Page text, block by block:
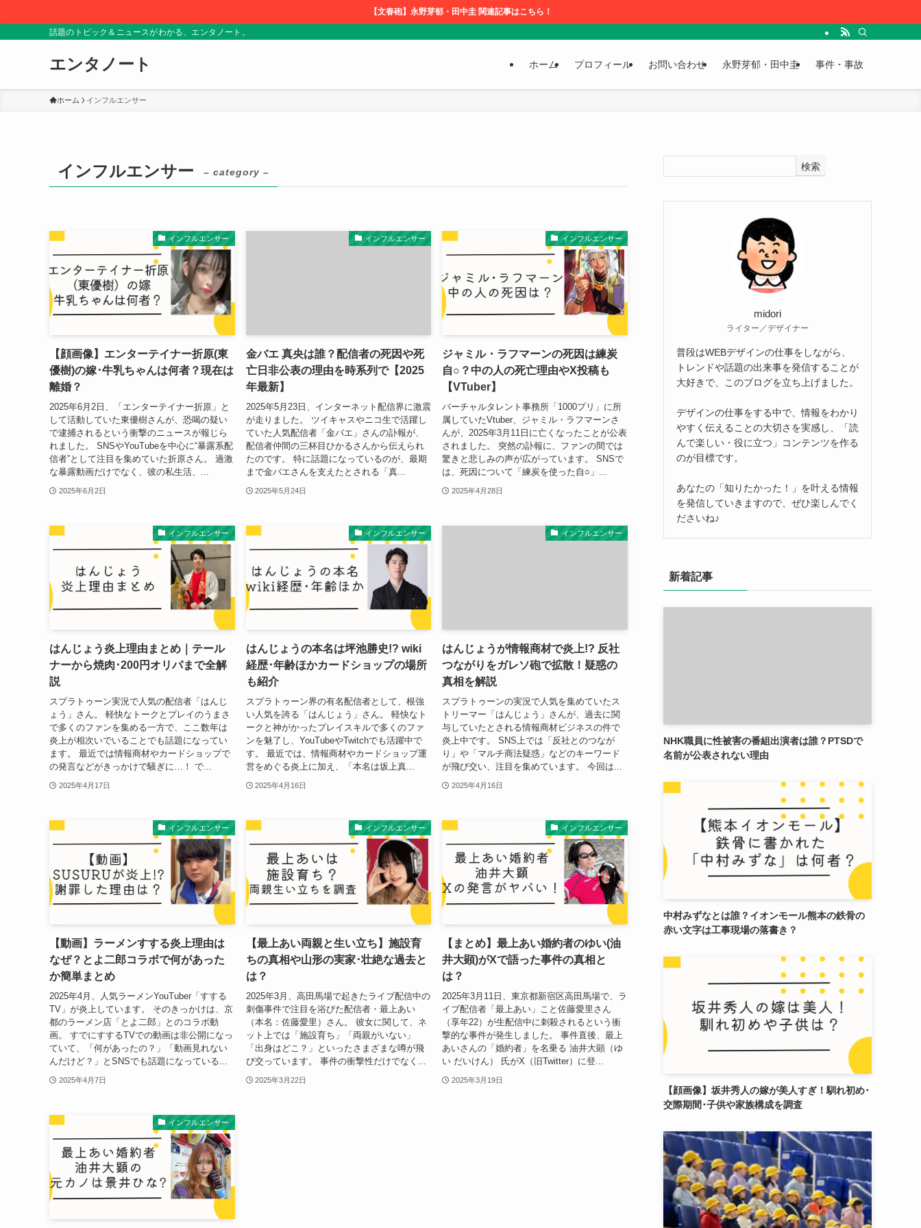
【文春砲】永野芽郁・田中圭 関連記事はこちら！
話題のトピック＆ニュースがわかる、エンタノート。
エンタノート ホーム プロフィール お問い合わせ 永野芽郁・田中圭 事件・事故
ホーム インフルエンサー
インフルエンサー – category –
インフルエンサー
【顔画像】エンターテイナー折原(東
優樹)の嫁･牛乳ちゃんは何者？現在は
離婚？
2025年6月2日、「エンターテイナー折原」と
して活動していた東優樹さんが、恐喝の疑い
で逮捕されるという衝撃のニュースが報じら
れました。 SNSやYouTubeを中心に“暴露系配
信者”として注目を集めていた折原さん。 過激
な暴露動画だけでなく、彼の私生活、...
2025年6月2日
インフルエンサー
金バエ 真央は誰？配信者の死因や死
亡日非公表の理由を時系列で【2025
年最新】
2025年5月23日、インターネット配信界に激震
が走りました。 ツイキャスやニコ生で活躍し
ていた人気配信者「金バエ」さんの訃報が、
配信者仲間の三杯目ひかるさんから伝えられ
たのです。 特に話題になっているのが、最期
まで金バエさんを支えたとされる「真...
2025年5月24日
インフルエンサー
ジャミル・ラフマーンの死因は練炭
自○？中の人の死亡理由やX投稿も
【VTuber】
バーチャルタレント事務所「1000プリ」に所
属していたVtuber、ジャミル・ラフマーンさ
んが、2025年3月11日に亡くなったことが公表
されました。 突然の訃報に、ファンの間では
驚きと悲しみの声が広がっています。 SNSで
は、死因について「練炭を使った自○」...
2025年4月28日
インフルエンサー
はんじょう炎上理由まとめ｜テール
ナーから焼肉･200円オリパまで全解
説
スプラトゥーン実況で人気の配信者「はんじ
ょう」さん。 軽快なトークとプレイのうまさ
で多くのファンを集める一方で、ここ数年は
炎上が相次いでいることでも話題になってい
ます。 最近では情報商材やカードショップで
の発言などがきっかけで騒ぎに…！ で...
2025年4月17日
インフルエンサー
はんじょうの本名は坪池勝史!? wiki
経歴･年齢ほかカードショップの場所
も紹介
スプラトゥーン界の有名配信者として、根強
い人気を誇る「はんじょう」さん。 軽快なト
ークと神がかったプレイスキルで多くのファ
ンを魅了し、YouTubeやTwitchでも活躍中で
す。 最近では、情報商材やカードショップ運
営をめぐる炎上に加え、「本名は坂上真...
2025年4月16日
インフルエンサー
はんじょうが情報商材で炎上!? 反社
つながりをガレソ砲で拡散！疑惑の
真相を解説
スプラトゥーンの実況で人気を集めていたス
トリーマー「はんじょう」さんが、過去に関
与していたとされる情報商材ビジネスの件で
炎上中です。 SNS上では「反社とのつなが
り」や「マルチ商法疑惑」などのキーワード
が飛び交い、注目を集めています。 今回は...
2025年4月16日
インフルエンサー
【動画】ラーメンすする炎上理由は
なぜ？とよ二郎コラボで何があった
か簡単まとめ
2025年4月、人気ラーメンYouTuber「すする
TV」が炎上しています。 そのきっかけは、京
都のラーメン店「とよ二郎」とのコラボ動
画。 すでにすするTVでの動画は非公開になっ
ていて、「何があったの？」「動画見れない
んだけど？」とSNSでも話題になっている...
2025年4月7日
インフルエンサー
【最上あい両親と生い立ち】施設育
ちの真相や山形の実家･壮絶な過去と
は？
2025年3月、高田馬場で起きたライブ配信中の
刺傷事件で注目を浴びた配信者・最上あい
（本名：佐藤愛里）さん。 彼女に関して、ネ
ット上では「施設育ち」「両親がいない」
「出身はどこ？」といったさまざまな噂が飛
び交っています。 事件の衝撃性だけでなく...
2025年3月22日
インフルエンサー
【まとめ】最上あい婚約者のゆい(油
井大顕)がXで語った事件の真相と
は？
2025年3月11日、東京都新宿区高田馬場で、ラ
イブ配信者「最上あい」こと佐藤愛里さん
（享年22）が生配信中に刺殺されるという衝
撃的な事件が発生しました。 事件直後、最上
あいさんの「婚約者」を名乗る 油井大顕（ゆ
い だいけん） 氏がX（旧Twitter）に登...
2025年3月19日
インフルエンサー
検索
midori
ライター／デザイナー
普段はWEBデザインの仕事をしながら、
トレンドや話題の出来事を発信することが
大好きで、このブログを立ち上げました。
デザインの仕事をする中で、情報をわかり
やすく伝えることの大切さを実感し、「読
んで楽しい・役に立つ」コンテンツを作る
のが目標です。
あなたの「知りたかった！」を叶える情報
を発信していきますので、ぜひ楽しんでく
ださいね♪
新着記事
NHK職員に性被害の番組出演者は誰？PTSDで
名前が公表されない理由
中村みずなとは誰？イオンモール熊本の鉄骨の
赤い文字は工事現場の落書き？
【顔画像】坂井秀人の嫁が美人すぎ！馴れ初め･
交際期間･子供や家族構成を調査